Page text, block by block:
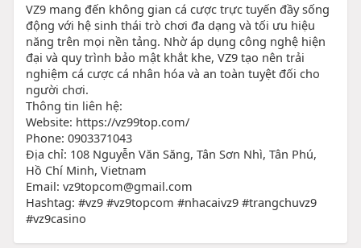
VZ9 mang đến không gian cá cược trực tuyến đầy sống
động với hệ sinh thái trò chơi đa dạng và tối ưu hiệu
năng trên mọi nền tảng. Nhờ áp dụng công nghệ hiện
đại và quy trình bảo mật khắt khe, VZ9 tạo nên trải
nghiệm cá cược cá nhân hóa và an toàn tuyệt đối cho
người chơi.
Thông tin liên hệ:
Website: https://vz99top.com/
Phone: 0903371043
Địa chỉ: 108 Nguyễn Văn Săng, Tân Sơn Nhì, Tân Phú,
Hồ Chí Minh, Vietnam
Email: vz9topcom@gmail.com
Hashtag: #vz9 #vz9topcom #nhacaivz9 #trangchuvz9
#vz9casino